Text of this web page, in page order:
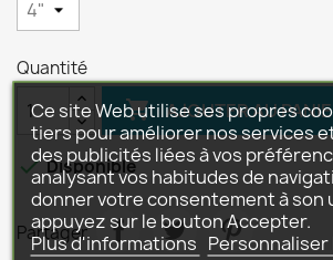
Quantité
 AJOUTER AU
Disponible
Partager
Ce site Web utilise ses propres
tiers pour améliorer nos services
des publicités liées à vos
analysant vos habitudes de
donner votre consentement à son
appuyez sur le bouton Accepter.
Plus d'informations Personnaliser